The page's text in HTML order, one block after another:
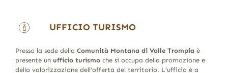
UFFICIO TURISMO
Presso la sede della Comunità Montana di Valle Trompia è
presente un ufficio turismoche si occupa della promozione e
della valorizzazione dell’offerta del territorio. L’ufficio è a